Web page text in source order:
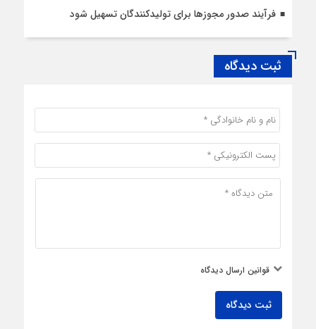
فرآیند صدور مجوزها برای تولیدکنندگان تسهیل شود
ثبت دیدگاه
قوانین ارسال دیدگاه
ثبت دیدگاه